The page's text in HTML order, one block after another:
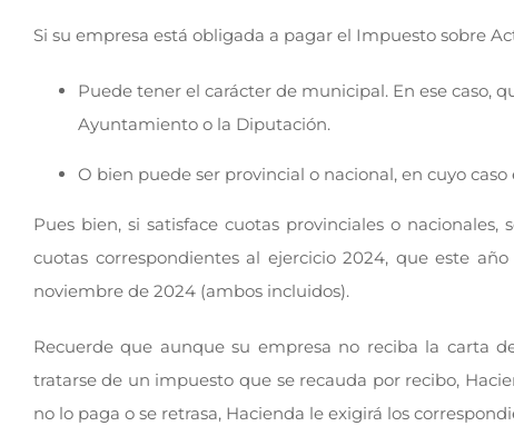
Si su empresa está obligada a pagar el Impuesto sobre
Puede tener el carácter de municipal. En ese caso,
Ayuntamiento o la Diputación.
O bien puede ser provincial o nacional, en cuyo
Pues bien, si satisface cuotas provinciales o
cuotas correspondientes al ejercicio 2024, que este
noviembre de 2024 (ambos incluidos).
Recuerde que aunque su empresa no reciba la carta
tratarse de un impuesto que se recauda por recibo,
no lo paga o se retrasa, Hacienda le exigirá los